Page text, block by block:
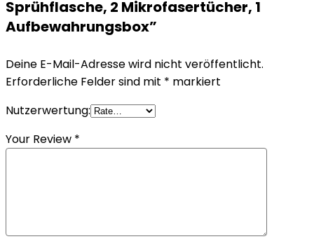
Sprühflasche, 2 Mikrofasertücher, 1
Aufbewahrungsbox”
Deine E-Mail-Adresse wird nicht veröffentlicht.
Erforderliche Felder sind mit * markiert
Nutzerwertung:
Your Review *